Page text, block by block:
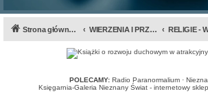
Strona główna forum WIERZENIA I PRZEPOWIEDNIE
POLECAMY: Radio Paranormalium·
Księgarnia-Galeria Nieznany Świat - internetowy